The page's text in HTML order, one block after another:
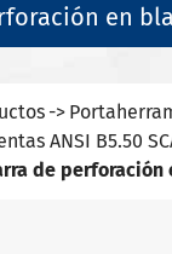
en
ANSI B5.50
de perforación